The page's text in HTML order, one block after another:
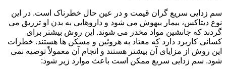
سم زدایی سریع گران قیمت و در عین حال خطرناک است. در این
نوع دیتاکس، بیمار بیهوش می شود و داروهایی به بدن او تزریق می
گردند که جانشین مواد مخدر می شوند. این روش بیشتر برای
کسانی کاربرد دارد که معتاد به هروئین و مسکن ها هستند. خطرات
این روش از مزایای آن بیشتر هستند و انجام آن معمولاً توصیه نمی
شود. سم زدایی سریع ممکن است باعث موارد زیر شود: